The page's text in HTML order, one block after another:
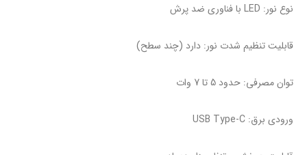
نوع نور: LED با فناوری ضد پرش
قابلیت تنظیم شدت نور: دارد (چند سطح)
توان مصرفی: حدود 5 تا 7 وات
ورودی برق: USB Type-C